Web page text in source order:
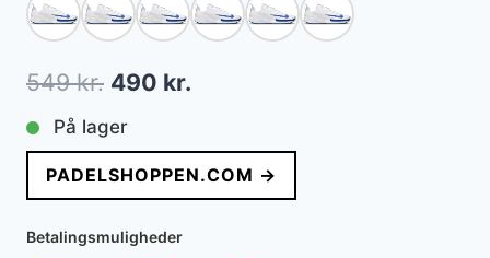
549kr. Den
oprindelige
pris
var:
549 kr..
490 kr.
pris
er:
På lager
PADELSHOPPEN.COM →
Betalingsmuligheder